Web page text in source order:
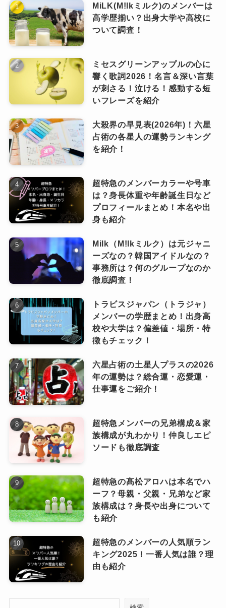
2位 松倉海斗
2位の松倉海斗くんは、音域の広さとキレ
味鋭いタップでステージ映えするうえ、
「松松」2ショット投稿でSNS拡散力を
強化。
松倉くんの作る自家製リリック動画はファンコ
ピンときた
なっちー
人気バラエティ「鬼レンチャン」
に松松コンビで出場してるのも広
くファン増やしている要因かも♪
3位 宮近海斗
3位に宮近海斗くんが入るのは、キャプテ
ンとしてテレビ朝日系「ミュージックブ
レイク」で見せた曲間トークとパフォー
マンス解説が“頼れる兄貴”的に再評価さ
れたから！
振付の裏設定まで自ら語る姿勢が「もっと知り
たい」欲を喚起し、多数の考察動画が二次拡散
を生みました。
4位 七五三掛龍也
4位の七五三掛龍也くんは、舞台
「Endless SHOCK」出演で獲得した外
せ”にあります。
ながらも誰からも憎まれない天才的なユ
ーモアセンス
九九が苦手というエピソードはあまりにも有名
で、ファンの間では「九九ニキ」の愛称で親し
まれるほど。
天然発言も多くて、思わずツッコミたくなるよ
うな場面がたびたびありますが、それが逆に元
太くんの魅力としてしっかり定着しているんで
す。
メンバーの緊張がほぐれたりする場面も多く、
まさに“ムードメーカー”として欠かせない存在で
す。
その一方で、ビジュアルは文句なしのイ
ケメン。
大きな瞳に整った顔立ち、雑誌の国宝級イケメ
ンランキングにもランクインした経験もあり、
美しさと親しみやすさを兼ね備えたルックスは
まさに奇跡のバランス。
ピンときた
なっちー
舞台やドラマでは色気たっぷりの
表情を見せたり、ステージ上での
目線ひとつでファンを虜にするそ
の魅力は、見れば見るほど沼にハ
マってしまいます！
ギャップの魅力がすごい！
MiLK(M!lkミルク)のメンバーは
高学歴揃い？出身大学や高校に
ついて調査！
ミセスグリーンアップルの心に
響く歌詞2026！名言＆深い言葉
が刺さる！泣ける！感動する短
いフレーズを紹介
大殺界の早見表(2026年)！六星
占術の各星人の運勢ランキング
を紹介！
超特急のメンバーカラーや号車
は？身長体重や年齢誕生日など
プロフィールまとめ！本名や出
身も紹介
Milk（M!lkミルク）は元ジャニ
ーズなの？韓国アイドルなの？
事務所は？何のグループなのか
徹底調査！
トラビスジャパン（トラジャ）
メンバーの学歴まとめ！出身高
校や大学は？偏差値・場所・特
徴もチェック！
六星占術の土星人プラスの2026
年の運勢は？総合運・恋愛運・
仕事運をご紹介！
超特急メンバーの兄弟構成＆家
族構成が丸わかり！仲良しエピ
ソードも徹底調査
超特急の髙松アロハは本名でハ
ーフ？母親・父親・兄弟など家
族構成は？身長や出身について
も紹介
超特急のメンバーの人気順ラン
キング2025！一番人気は誰？理
由も紹介